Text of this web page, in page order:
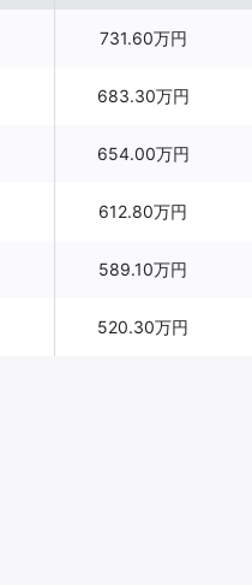
731.60万円
683.30万円
654.00万円
612.80万円
589.10万円
520.30万円